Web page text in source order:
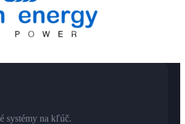
systémy na kľúč.